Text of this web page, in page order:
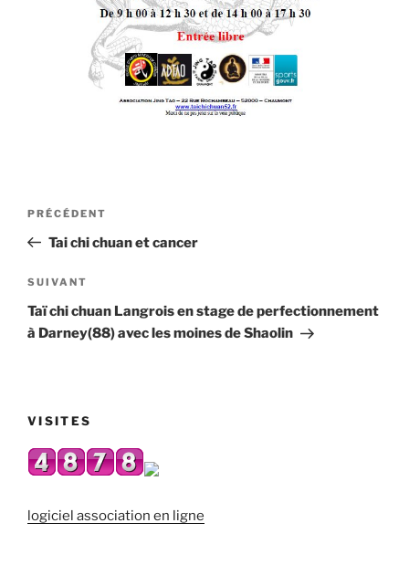
Navigation
l’article
Article
précédent
PRÉCÉDENT
Tai chi chuan et cancer
Article
suivant
SUIVANT
Taï chi chuan Langrois en stage de perfectionnement
à Darney(88) avec les moines de Shaolin
VISITES
logiciel association en ligne